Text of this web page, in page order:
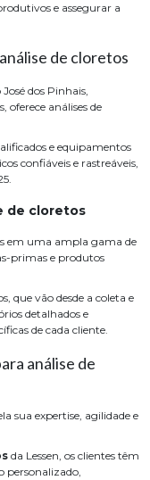
e assegurar a
de cloretos
dos Pinhais,
oferece análises de
e equipamentos
confiáveis e rastreáveis,
de cloretos
em uma ampla gama de
primas e produtos
que vão desde a coleta e
detalhados e
de cada cliente.
análise de
sua expertise, agilidade e
da Lessen, os clientes têm
personalizado,